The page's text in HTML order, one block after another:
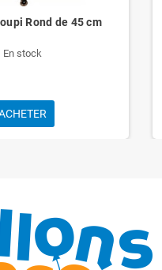
Rond de 45 cm
En stock